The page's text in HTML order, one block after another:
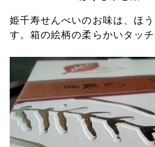
姫千寿せんべいのお味は、ほ
す。箱の絵柄の柔らかいタッチ